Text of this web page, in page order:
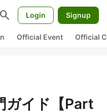
search Login Signup
Official Event Official
ガイド【Part